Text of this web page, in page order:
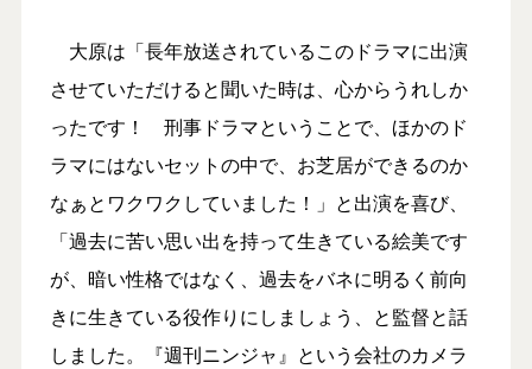
大原は「長年放送されているこのドラマに出演
させていただけると聞いた時は、心からうれしか
ったです！ 刑事ドラマということで、ほかのド
ラマにはないセットの中で、お芝居ができるのか
なぁとワクワクしていました！」と出演を喜び、
「過去に苦い思い出を持って生きている絵美です
が、暗い性格ではなく、過去をバネに明るく前向
きに生きている役作りにしましょう、と監督と話
しました。『週刊ニンジャ』という会社のカメラ